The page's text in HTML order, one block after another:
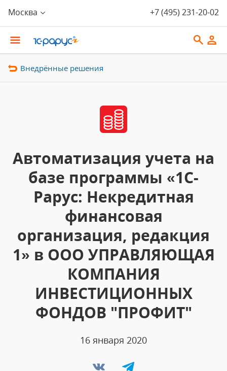
Москва +7 (495) 231-20-02
Внедрённые решения
Автоматизация учета на
базе программы «1С-
Рарус: Некредитная
финансовая
организация, редакция
1» в ООО УПРАВЛЯЮЩАЯ
КОМПАНИЯ
ИНВЕСТИЦИОННЫХ
ФОНДОВ "ПРОФИТ"
16 января 2020